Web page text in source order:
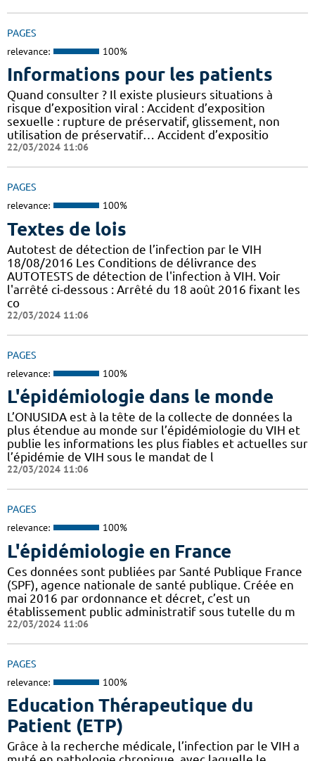
PAGES
relevance: 100%
Informations pour les patients
Quand consulter ? Il existe plusieurs situations à
risque d’exposition viral : Accident d’exposition
sexuelle : rupture de préservatif, glissement, non
utilisation de préservatif… Accident d’expositio
22/03/2024 11:06
PAGES
relevance: 100%
Textes de lois
Autotest de détection de l’infection par le VIH
18/08/2016 Les Conditions de délivrance des
AUTOTESTS de détection de l'infection à VIH. Voir
l'arrêté ci-dessous : Arrêté du 18 août 2016 fixant les
co
22/03/2024 11:06
PAGES
relevance: 100%
L'épidémiologie dans le monde
L’ONUSIDA est à la tête de la collecte de données la
plus étendue au monde sur l’épidémiologie du VIH et
publie les informations les plus fiables et actuelles sur
l’épidémie de VIH sous le mandat de l
22/03/2024 11:06
PAGES
relevance: 100%
L'épidémiologie en France
Ces données sont publiées par Santé Publique France
(SPF), agence nationale de santé publique. Créée en
mai 2016 par ordonnance et décret, c’est un
établissement public administratif sous tutelle du m
22/03/2024 11:06
PAGES
relevance: 100%
Education Thérapeutique du
Patient (ETP)
Grâce à la recherche médicale, l’infection par le VIH a